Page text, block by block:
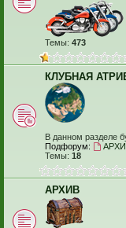
Темы: 473
КЛУБНАЯ
В данном разделе
Подфорум:
Темы: 18
АРХИВ